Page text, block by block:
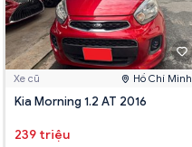
Xe cũ Hồ Chí Minh
Kia Morning 1.2 AT 2016
239 triệu